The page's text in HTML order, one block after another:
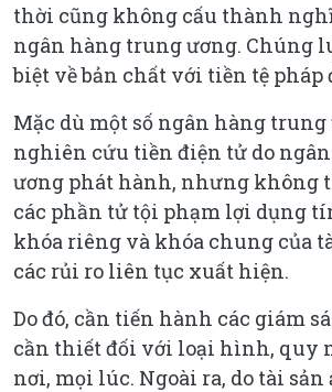
thời cũng không cấu thành
ngân hàng trung ương. Chúng
biệt về bản chất với tiền tệ pháp
Mặc dù một số ngân hàng trung
nghiên cứu tiền điện tử do
ương phát hành, nhưng không
các phần tử tội phạm lợi dụng
khóa riêng và khóa chung của
các rủi ro liên tục xuất hiện.
Do đó, cần tiến hành các giám
cần thiết đối với loại hình, quy
nơi, mọi lúc. Ngoài ra, do tài